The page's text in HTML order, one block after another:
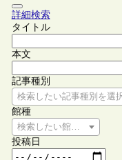
詳細検索
タイトル
本文
記事種別
検索したい記事種別を選
館種
検索したい館種を選択し
投稿日